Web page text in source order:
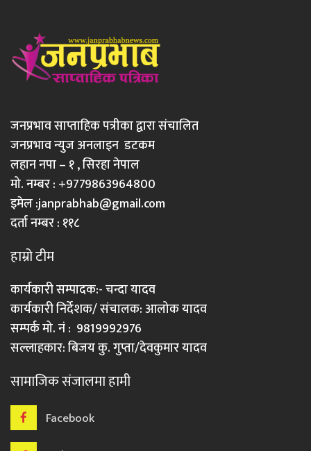
जनप्रभाव साप्ताहिक पत्रीका द्वारा संचालित
जनप्रभाव न्युज अनलाइन डटकम
लहान नपा – १ , सिरहा नेपाल
मो. नम्बर : +9779863964800
इमेल :janprabhab@gmail.com
दर्ता नम्बर : ११८
हाम्रो टीम
कार्यकारी सम्पादक:- चन्दा यादव
कार्यकारी निर्देशक/ संचालक: आलोक यादव
सम्पर्क मो. नं : 9819992976
सल्लाहकार: बिजय कु. गुप्ता/देवकुमार यादव
सामाजिक संजालमा हामी
Facebook